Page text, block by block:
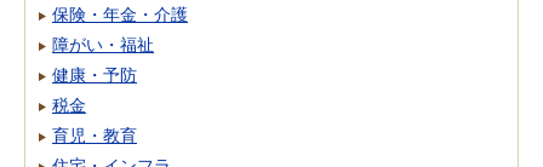
保険・年金・介護
障がい・福祉
健康・予防
税金
育児・教育